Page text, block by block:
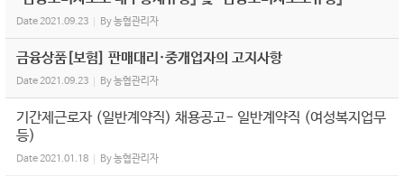
Date2021.09.23 By농협관리자
금융상품[보험] 판매대리·중개업자의 고지사항
Date2021.09.23 By농협관리자
기간제근로자 (일반계약직) 채용공고- 일반계약직 (여성복지업무
등)
Date2021.01.18 By농협관리자